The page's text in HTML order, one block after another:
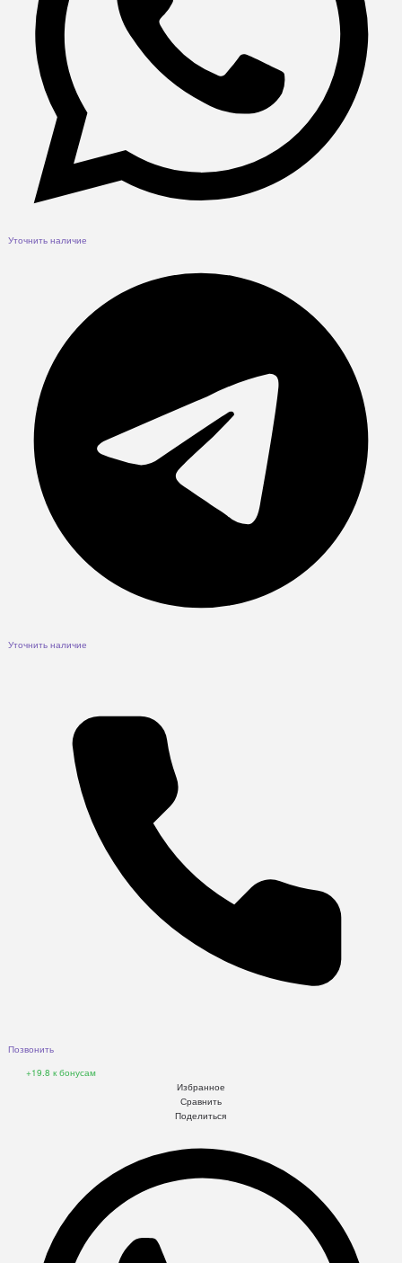
Уточнить наличие
Уточнить наличие
Позвонить
+19.8 к бонусам
Избранное
Сравнить
Поделиться